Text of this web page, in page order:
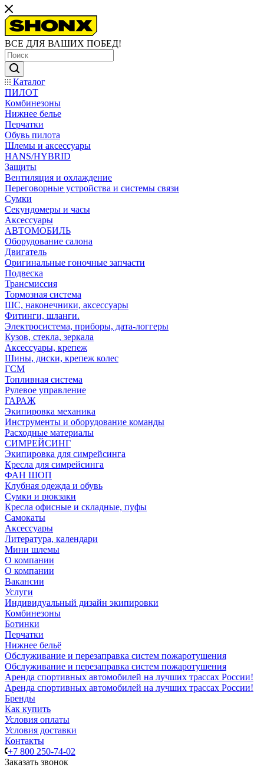
ВСЕ ДЛЯ ВАШИХ ПОБЕД!
Каталог
ПИЛОТ
Комбинезоны
Нижнее белье
Перчатки
Обувь пилота
Шлемы и аксессуары
HANS/HYBRID
Защиты
Вентиляция и охлаждение
Переговорные устройства и системы связи
Сумки
Секундомеры и часы
Аксессуары
АВТОМОБИЛЬ
Оборудование салона
Двигатель
Оригинальные гоночные запчасти
Подвеска
Трансмиссия
Тормозная система
ШС, наконечники, аксессуары
Фитинги, шланги.
Электросистема, приборы, дата-логгеры
Кузов, стекла, зеркала
Аксессуары, крепеж
Шины, диски, крепеж колес
ГСМ
Топливная система
Рулевое управление
ГАРАЖ
Экипировка механика
Инструменты и оборудование команды
Расходные материалы
СИМРЕЙСИНГ
Экипировка для симрейсинга
Кресла для симрейсинга
ФАН ШОП
Клубная одежда и обувь
Сумки и рюкзаки
Кресла офисные и складные, пуфы
Самокаты
Аксессуары
Литература, календари
Мини шлемы
О компании
О компании
Вакансии
Услуги
Индивидуальный дизайн экипировки
Комбинезоны
Ботинки
Перчатки
Нижнее бельё
Обслуживание и перезаправка систем пожаротушения
Обслуживание и перезаправка систем пожаротушения
Аренда спортивных автомобилей на лучших трассах России!
Аренда спортивных автомобилей на лучших трассах России!
Бренды
Как купить
Условия оплаты
Условия доставки
Контакты
+7 800 250-74-02
Заказать звонок